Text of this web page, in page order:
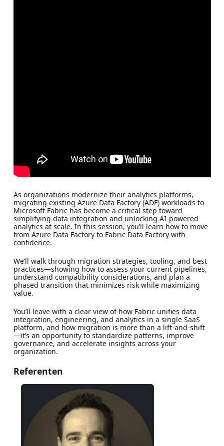
As organizations modernize their analytics platforms,
migrating existing Azure Data Factory (ADF) workloads to
Microsoft Fabric has become a critical step toward
simplifying data integration and unlocking AI‑powered
analytics at scale. In this session, you’ll learn how to move
from Azure Data Factory to Fabric Data Factory with
confidence.
We’ll walk through migration strategies, tooling, and best
practices—showing how to assess your current pipelines,
understand compatibility considerations, and plan a
phased transition that minimizes risk while maximizing
value.
You’ll leave with a clear view of how Fabric unifies data
integration, engineering, and analytics in a single SaaS
platform, and how migration is more than a lift‑and‑shift
—it’s an opportunity to standardize patterns, improve
governance, and accelerate insights across your
organization.
Referenten